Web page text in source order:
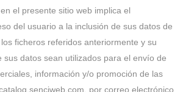
el presente sitio web implica el
del usuario a la inclusión de sus datos de
ficheros referidos anteriormente y su
sus datos sean utilizados para el envío de
información y/o promoción de las
por correo electrónico